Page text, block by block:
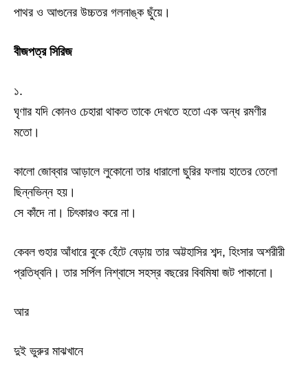
পাথর ও আগুনের উচ্চতর গলনাঙ্ক ছুঁয়ে।
বীজপত্র সিরিজ
১.
ঘৃণার যদি কোনও চেহারা থাকত তাকে দেখতে হতো এক অন্ধ রমণীর
মতো।
কালো জোব্বার আড়ালে লুকোনো তার ধারালো ছুরির ফলায় হাতের তেলো
ছিন্নভিন্ন হয়।
সে কাঁদে না। চিৎকারও করে না।
কেবল গুহার আঁধারে বুকে হেঁটে বেড়ায় তার অট্টহাসির শব্দ, হিংসার অশরীরী
প্রতিধ্বনি। তার সর্পিল নিশ্বাসে সহস্র বছরের বিবমিষা জট পাকানো।
আর
দুই ভুরুর মাঝখানে